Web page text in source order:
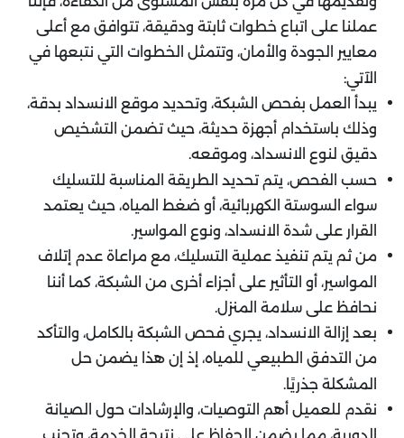
عملنا على اتباع خطوات ثابتة ودقيقة، تتوافق مع أعلى
معايير الجودة والأمان، وتتمثل الخطوات التي نتبعها في
الآتي:
يبدأ العمل بفحص الشبكة، وتحديد موقع الانسداد بدقة،
وذلك باستخدام أجهزة حديثة، حيث تضمن التشخيص
دقيق لنوع الانسداد، وموقعه.
حسب الفحص، يتم تحديد الطريقة المناسبة للتسليك
سواء السوستة الكهربائية، أو ضغط المياه، حيث يعتمد
القرار على شدة الانسداد، ونوع المواسير.
من ثم يتم تنفيذ عملية التسليك، مع مراعاة عدم إتلاف
المواسير، أو التأثير على أجزاء أخرى من الشبكة، كما أننا
نحافظ على سلامة المنزل.
بعد إزالة الانسداد، يجري فحص الشبكة بالكامل، والتأكد
من التدفق الطبيعي للمياه، إذ إن هذا يضمن حل
المشكلة جذريًا.
نقدم للعميل أهم التوصيات، والإرشادات حول الصيانة